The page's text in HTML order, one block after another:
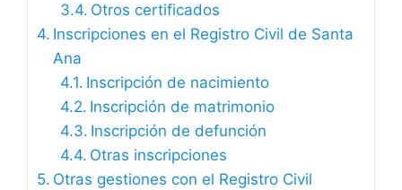
Otros certificados
Inscripciones en el Registro Civil de Santa
Ana
Inscripción de nacimiento
Inscripción de matrimonio
Inscripción de defunción
Otras inscripciones
Otras gestiones con el Registro Civil